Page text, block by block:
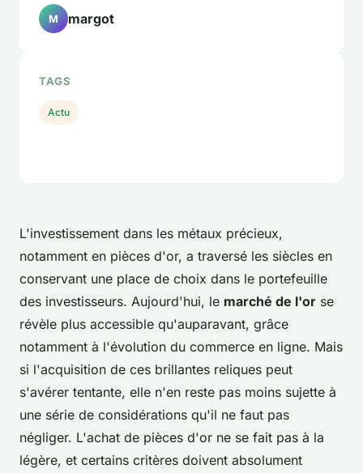
L'investissement dans les métaux précieux,
notamment en pièces d'or, a traversé les siècles en
conservant une place de choix dans le portefeuille
des investisseurs. Aujourd'hui, le marché de l'or se
révèle plus accessible qu'auparavant, grâce
notamment à l'évolution du commerce en ligne. Mais
si l'acquisition de ces brillantes reliques peut
s'avérer tentante, elle n'en reste pas moins sujette à
une série de considérations qu'il ne faut pas
négliger. L'achat de pièces d'or ne se fait pas à la
légère, et certains critères doivent absolument
M margot
TAGS
Actu